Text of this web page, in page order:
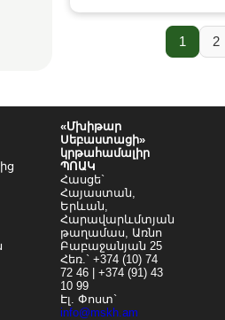
1 2
«Մխիթար
Սեբաստացի»
կրթահամալիր
ՊՈԱԿ
Հասցե`
Հայաստան,
Երևան,
Հարավարևմտյան
թաղամաս, Առնո
Բաբաջանյան 25
Հեռ.` +374 (10) 74
72 46 | +374 (91) 43
10 99
Էլ. Փոստ`
info@mskh.am